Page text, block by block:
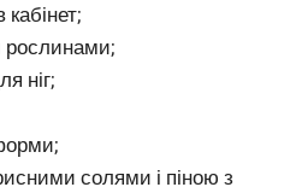
ніг;
солями і піною з